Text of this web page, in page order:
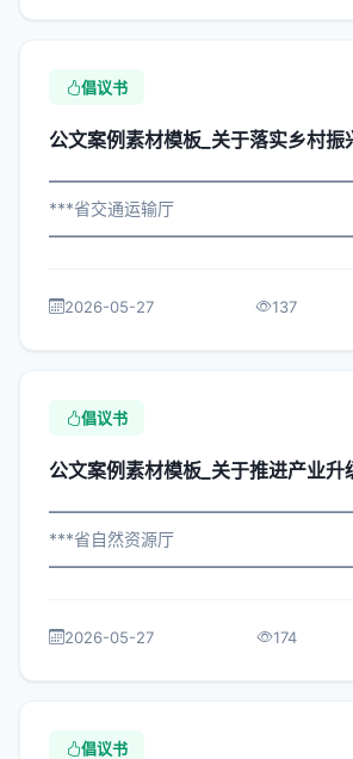
倡议书
公文案例素材模板_关于落实乡村振
***省交通运输厅
机构： 为深入贯彻落实习近平总书...
2026-05-27 137
倡议书
公文案例素材模板_关于推进产业升
***省自然资源厅
构： 为深入贯彻落实习近平总书记关...
2026-05-27 174
倡议书